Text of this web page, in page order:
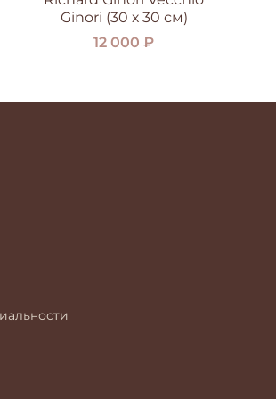
Ginori (30 х 30 см)
12 000 ₽